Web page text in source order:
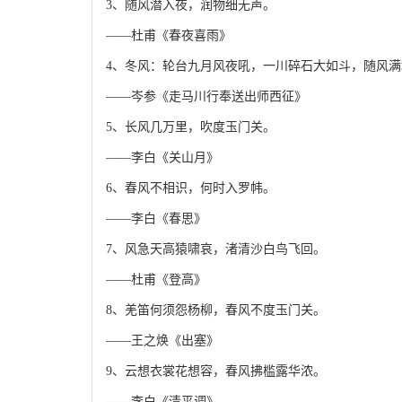
3、随风潜入夜，润物细无声。
——杜甫《春夜喜雨》
4、冬风：轮台九月风夜吼，一川碎石大如斗，随风满
——岑参《走马川行奉送出师西征》
5、长风几万里，吹度玉门关。
——李白《关山月》
6、春风不相识，何时入罗帏。
——李白《春思》
7、风急天高猿啸哀，渚清沙白鸟飞回。
——杜甫《登高》
8、羌笛何须怨杨柳，春风不度玉门关。
——王之焕《出塞》
9、云想衣裳花想容，春风拂槛露华浓。